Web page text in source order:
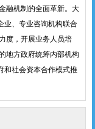
登录
融机制的全面革新。大
业、专业咨询机构联合
度，开展业务人员培
地方政府统筹内部机构
和社会资本合作模式推